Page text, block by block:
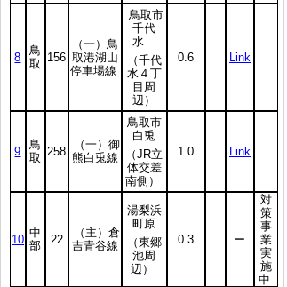
8
鳥
取 156
（一）鳥
取港湖山
停車場線
鳥取市
千代
水
（千代
水４丁
目周
辺）
0.6 Link
9
鳥
取 258
（一）御
熊白兎線
鳥取市
白兎
（JR立
体交差
南側）
1.0 Link
10
中
部
22
（主）倉
吉青谷線
湯梨浜
町原
（東郷
池周
辺）
0.3 ー
対
策
事
業
実
施
中